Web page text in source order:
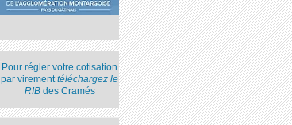
Pour régler votre cotisation
par virementtéléchargez le
RIBdes Cramés